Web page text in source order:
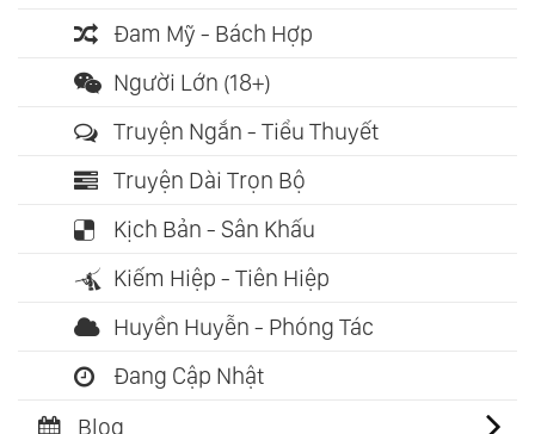
Đam Mỹ - Bách Hợp
Người Lớn (18+)
Truyện Ngắn - Tiểu Thuyết
Truyện Dài Trọn Bộ
Kịch Bản - Sân Khấu
Kiếm Hiệp - Tiên Hiệp
Huyền Huyễn - Phóng Tác
Đang Cập Nhật
Blog